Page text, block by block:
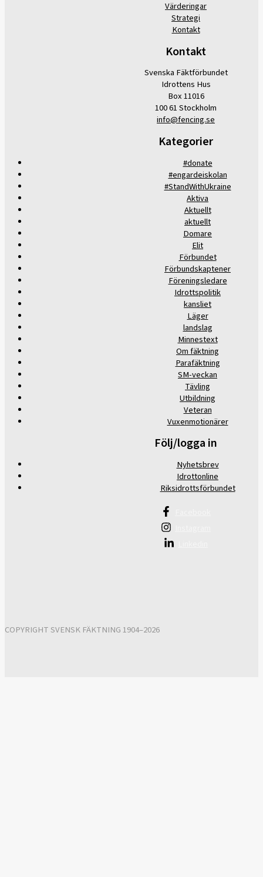
Värderingar
Strategi
Kontakt
Kontakt
Svenska Fäktförbundet
Idrottens Hus
Box 11016
100 61 Stockholm
info@fencing.se
Kategorier
#donate
#engardeiskolan
#StandWithUkraine
Aktiva
Aktuellt
aktuellt
Domare
Elit
Förbundet
Förbundskaptener
Föreningsledare
Idrottspolitik
kansliet
Läger
landslag
Minnestext
Om fäktning
Parafäktning
SM-veckan
Tävling
Utbildning
Veteran
Vuxenmotionärer
Följ/logga in
Nyhetsbrev
Idrottonline
Riksidrottsförbundet
COPYRIGHT SVENSK FÄKTNING 1904–2026